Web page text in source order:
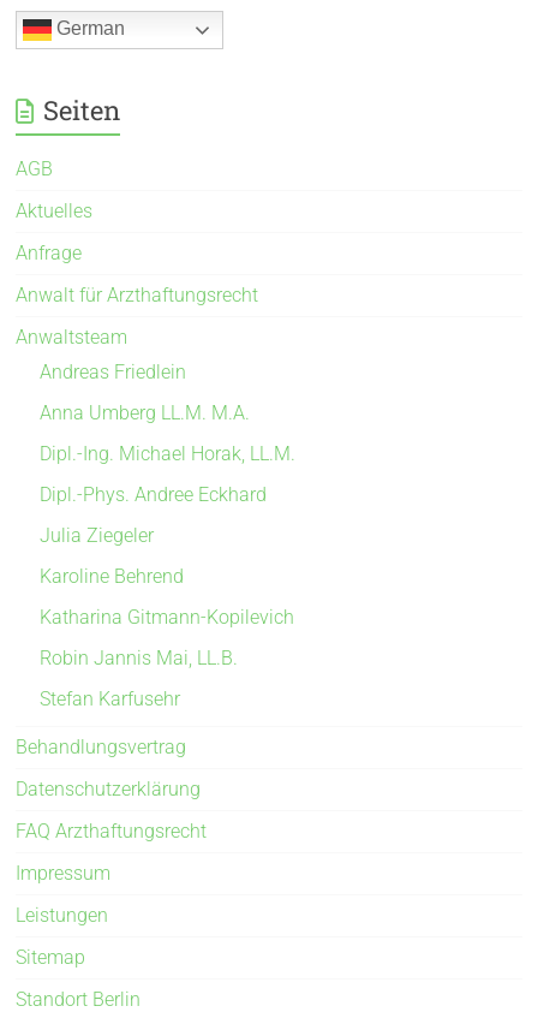
German
Seiten
AGB
Aktuelles
Anfrage
Anwalt für Arzthaftungsrecht
Anwaltsteam
Andreas Friedlein
Anna Umberg LL.M. M.A.
Dipl.-Ing. Michael Horak, LL.M.
Dipl.-Phys. Andree Eckhard
Julia Ziegeler
Karoline Behrend
Katharina Gitmann-Kopilevich
Robin Jannis Mai, LL.B.
Stefan Karfusehr
Behandlungsvertrag
Datenschutzerklärung
FAQ Arzthaftungsrecht
Impressum
Leistungen
Sitemap
Standort Berlin